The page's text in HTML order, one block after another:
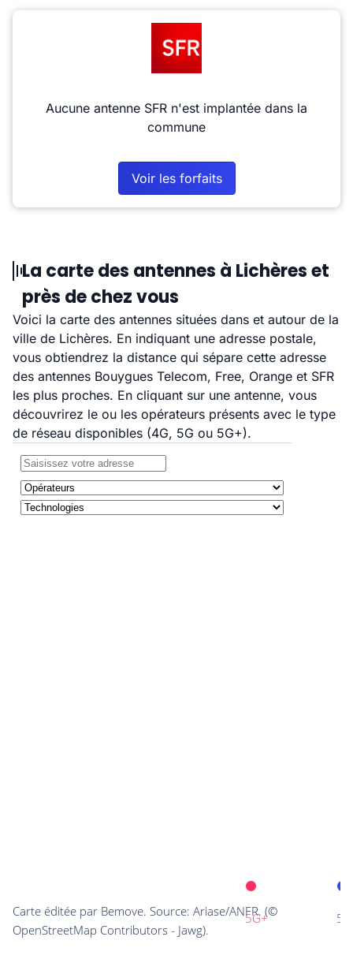
Aucune antenne SFR n'est implantée dans la
commune
Voir les forfaits
La carte des antennes à Lichères et
près de chez vous
Voici la carte des antennes situées dans et autour de la
ville de Lichères. En indiquant une adresse postale,
vous obtiendrez la distance qui sépare cette adresse
des antennes Bouygues Telecom, Free, Orange et SFR
les plus proches. En cliquant sur une antenne, vous
découvrirez le ou les opérateurs présents avec le type
de réseau disponibles (4G, 5G ou 5G+).